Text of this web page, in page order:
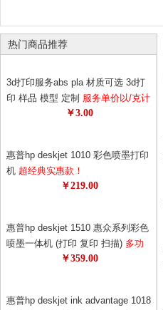
热门商品推荐
3d打印服务abs pla 材质可选 3d打
印 样品 模型 定制 服务单价以/克计
算 请先与客服确认数量 diy个性定
￥3.00
惠普hp deskjet 1010 彩色喷墨打印
机 超经典实惠款！
￥219.00
惠普hp deskjet 1510 惠众系列彩色
喷墨一体机 (打印 复印 扫描) 多功
能，一机多用，耗材更省！1050升
￥359.00
惠普hp deskjet ink advantage 1018